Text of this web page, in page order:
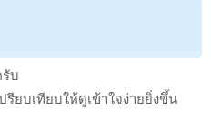
บ
ยบเทียบให้ดูเข้าใจง่ายยิ่งขึ้น